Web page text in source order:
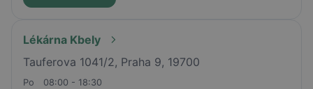
Lékárna Kbely
Tauferova 1041/2, Praha 9, 19700
Po
08:00 - 18:30